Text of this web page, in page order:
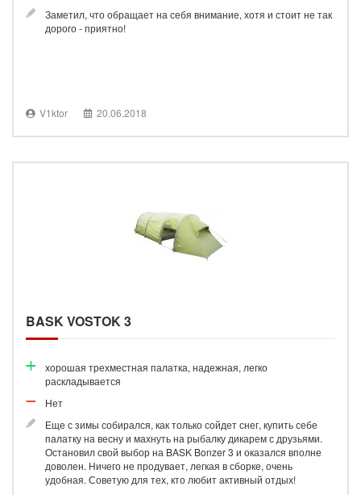
Заметил, что обращает на себя внимание, хотя и стоит не так
дорого - приятно!
V1ktor 20.06.2018
BASK VOSTOK 3
​хорошая трехместная палатка, надежная, легко
раскладывается
Нет
Еще с зимы собирался, как только сойдет снег, купить себе
палатку на весну и махнуть на рыбалку дикарем с друзьями.
Остановил свой выбор на BASK Bonzer 3 и оказался вполне
доволен. Ничего не продувает, легкая в сборке, очень
удобная. Советую для тех, кто любит активный отдых!